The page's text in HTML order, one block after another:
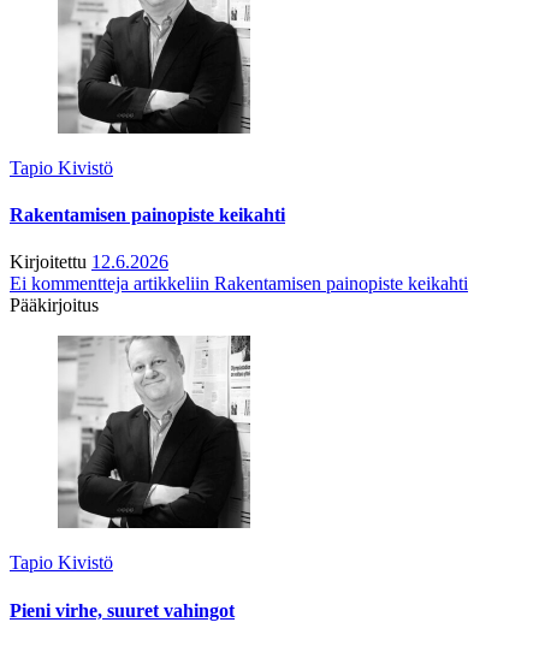
Tapio Kivistö
Rakentamisen painopiste keikahti
Kirjoitettu 12.6.2026
Ei kommentteja artikkeliin Rakentamisen painopiste keikahti
Pääkirjoitus
Tapio Kivistö
Pieni virhe, suuret vahingot